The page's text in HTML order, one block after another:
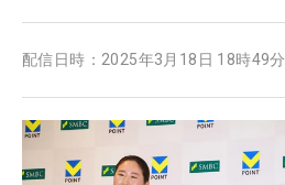
配信日時： 2025年3月18日 18時49分